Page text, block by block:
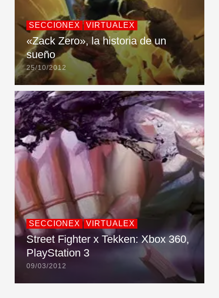
SECCIONEX VIRTUALEX
«Zack Zero», la historia de un
sueño
25/10/2012
SECCIONEX VIRTUALEX
Street Fighter x Tekken: Xbox 360,
PlayStation 3
09/03/2012